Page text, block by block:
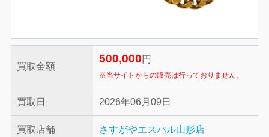
買取金額
500,000 円
※当サイトからの販売は行っておりません。
買取日 2026年06月09日
買取店舗 さすがやエスパル山形店